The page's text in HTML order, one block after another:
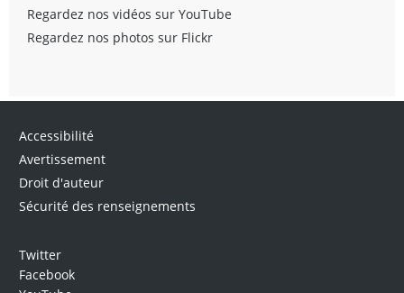
Regardez nos vidéos sur YouTube
Regardez nos photos sur Flickr
Accessibilité
Avertissement
Droit d'auteur
Sécurité des renseignements
Twitter
Facebook